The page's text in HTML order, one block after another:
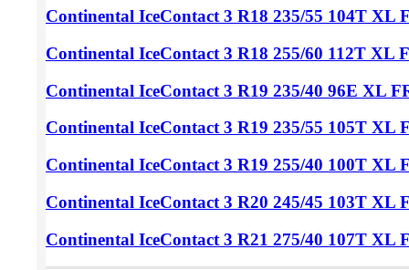
Continental IceContact 3 R18 235/55 104T XL
Continental IceContact 3 R18 255/60 112T XL
Continental IceContact 3 R19 235/40 96Е XL
Continental IceContact 3 R19 235/55 105T XL
Continental IceContact 3 R19 255/40 100T XL
Continental IceContact 3 R20 245/45 103T XL
Continental IceContact 3 R21 275/40 107T XL